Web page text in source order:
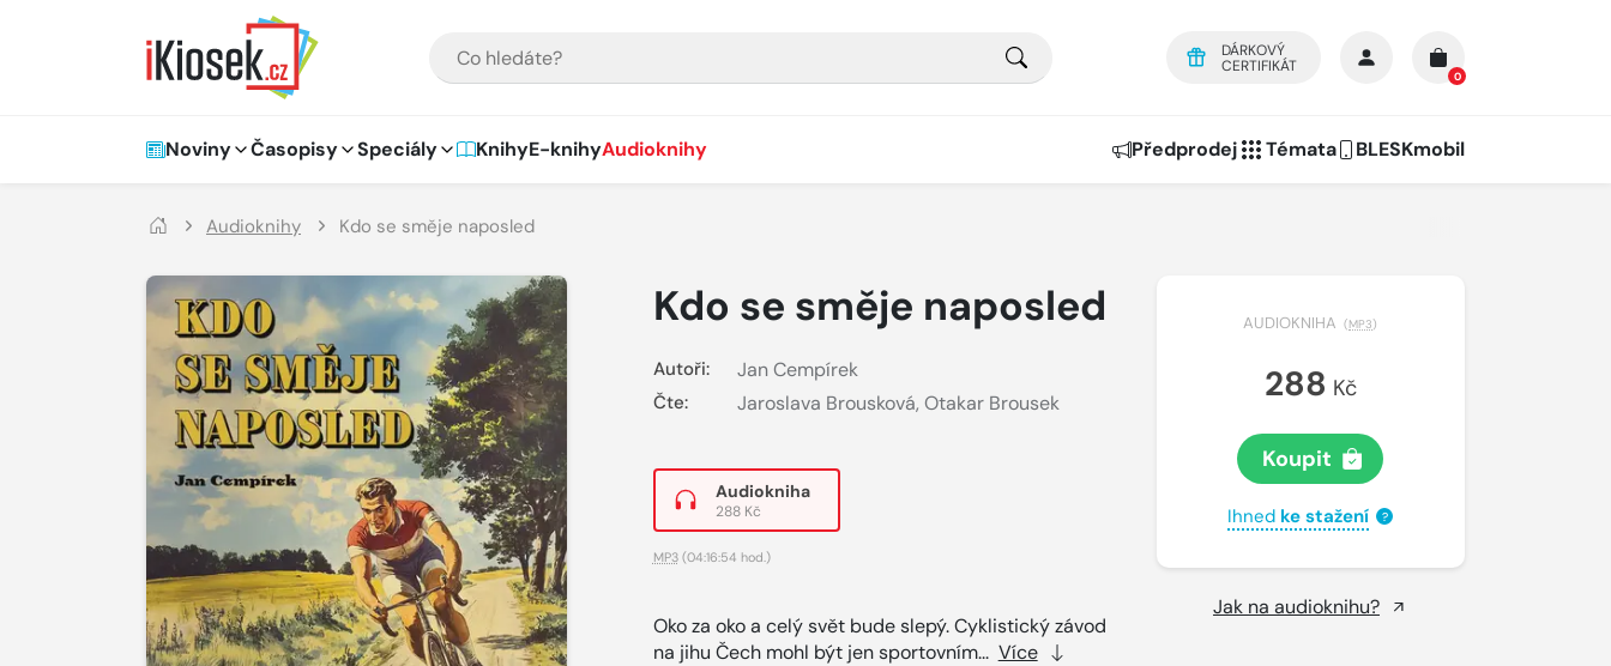
DÁRKOVÝ
CERTIFIKÁT
0
Hlavní navigace
Noviny Časopisy Speciály KnihyE-knihyAudioknihy Předprodej Témata BLESKmobil
Audioknihy Kdo se směje naposled
Kdo se směje naposled
Autoři: Jan Cempírek
Čte: Jaroslava Brousková, Otakar Brousek
Audiokniha
288 Kč
MP3(04:16:54 hod.)
Oko za oko a celý svět bude slepý. Cyklistický závod
na jihu Čech mohl být jen sportovním... Více
AUDIOKNIHA (MP3)
288 Kč
Koupit
Ihned ke stažení ?
Jak na audioknihu?